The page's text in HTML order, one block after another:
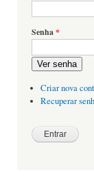
Senha*
Ver senha
Criar nova
Recuperar